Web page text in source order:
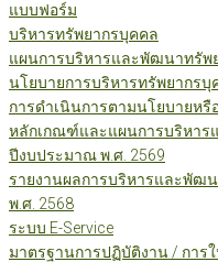
แบบฟอร์ม
บริหารทรัพยากรบุคคล
แผนการบริหารและพัฒนาทรัพ
นโยบายการบริหารทรัพยากรบุ
การดำเนินการตามนโยบายห
หลักเกณฑ์และแผนการบริหาร
ปีงบประมาณ พ.ศ. 2569
รายงานผลการบริหารและพัฒ
พ.ศ. 2568
ระบบ E-Service
มาตรฐานการปฏิบัติงาน / การ